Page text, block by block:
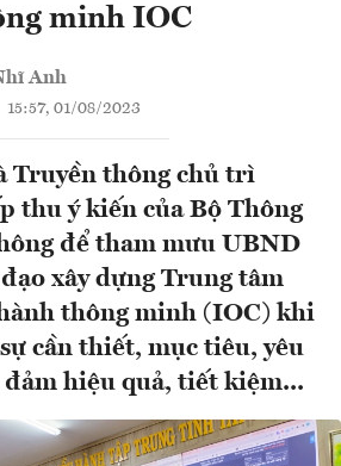
minh IOC
Anh
15:57, 01/08/2023
Truyền thông chủ trì
thu ý kiến của Bộ Thông
để tham mưu UBND
xây dựng Trung tâm
thông minh (IOC) khi
cần thiết, mục tiêu, yêu
đảm hiệu quả, tiết kiệm...